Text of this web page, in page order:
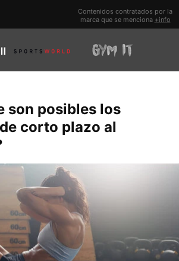
Contenidos contratados por la
marca que se menciona +info
son posibles los
corto plazo al